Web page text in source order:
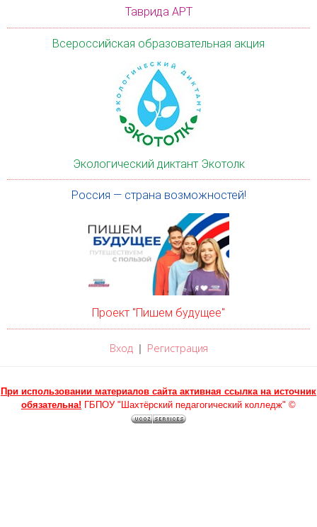
Таврида АРТ
Всероссийская образовательная акция
Экологический диктант Экотолк
Россия — страна возможностей!
Проект "Пишем будущее"
Вход Регистрация
При использовании материалов сайта активная ссылка на источник
обязательна! ГБПОУ "Шахтёрский педагогический колледж" ©